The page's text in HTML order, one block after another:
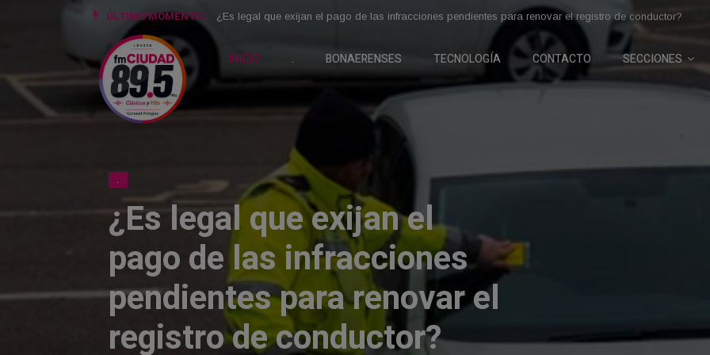
ÚLTIMO MOMENTO : JMEV Easy3, MG3, Jac S2 y Kaiyi X3 son los autos chinos más baratos del país
INICIO . BONAERENSES TECNOLOGÍ­A CONTACTO SECCIONES
.
JMEV Easy3, MG3, Jac S2
y Kaiyi X3 son los autos
chinos más baratos del
país